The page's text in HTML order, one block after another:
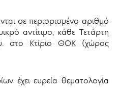
σε περιορισμένο αριθμό
αντίτιμο, κάθε Τετάρτη
στο Κτίριο ΘΟΚ (χώρος
έχει ευρεία θεματολογία